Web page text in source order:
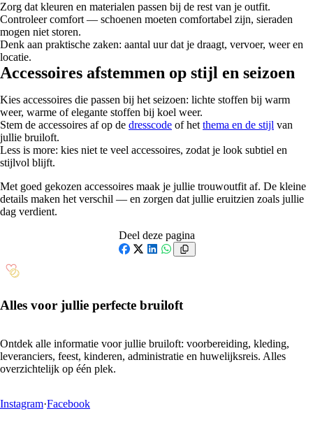
Zorg dat kleuren en materialen passen bij de rest van je outfit.
Controleer comfort — schoenen moeten comfortabel zijn, sieraden
mogen niet storen.
Denk aan praktische zaken: aantal uur dat je draagt, vervoer, weer en
locatie.
Accessoires afstemmen op stijl en seizoen
Kies accessoires die passen bij het seizoen: lichte stoffen bij warm
weer, warme of elegante stoffen bij koel weer.
Stem de accessoires af op de dresscode of hetthema en de stijl van
jullie bruiloft.
Less is more: kies niet te veel accessoires, zodat je look subtiel en
stijlvol blijft.
Met goed gekozen accessoires maak je jullie trouwoutfit af. De kleine
details maken het verschil — en zorgen dat jullie eruitzien zoals jullie
dag verdient.
Deel deze pagina
Alles voor jullie perfecte bruiloft
Ontdek alle informatie voor jullie bruiloft: voorbereiding, kleding,
leveranciers, feest, kinderen, administratie en huwelijksreis. Alles
overzichtelijk op één plek.
Instagram·Facebook